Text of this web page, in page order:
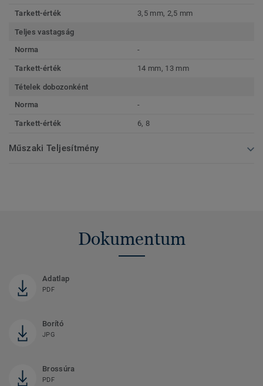
Tarkett-érték 3,5 mm, 2,5 mm
Teljes vastagság
Norma
-
Tarkett-érték 14 mm, 13 mm
Tételek dobozonként
Norma
-
Tarkett-érték 6, 8
Műszaki Teljesítmény
Dokumentum
Adatlap
PDF
Borító
JPG
Brossúra
PDF